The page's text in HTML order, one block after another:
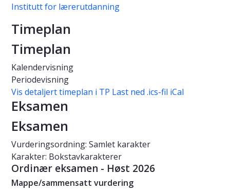
Institutt for lærerutdanning
Timeplan
Timeplan
Kalendervisning
Periodevisning
Vis detaljert timeplan i TP Last ned .ics-fil iCal
Eksamen
Eksamen
Vurderingsordning: Samlet karakter
Karakter: Bokstavkarakterer
Ordinær eksamen - Høst 2026
Mappe/sammensatt vurdering